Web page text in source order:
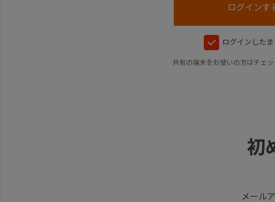
ログインした
共有の端末をお使いの方はチェ
初
メール